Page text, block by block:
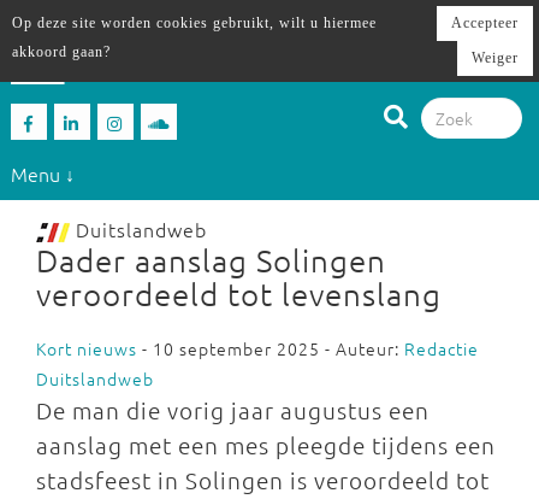
Menu ↓
Duitslandweb
Dader aanslag Solingen
veroordeeld tot levenslang
Kort nieuws - 10 september 2025 - Auteur: Redactie
Duitslandweb
De man die vorig jaar augustus een
aanslag met een mes pleegde tijdens een
stadsfeest in Solingen is veroordeeld tot
Op deze site worden cookies gebruikt, wilt u hiermee
akkoord gaan?
Accepteer
Weiger